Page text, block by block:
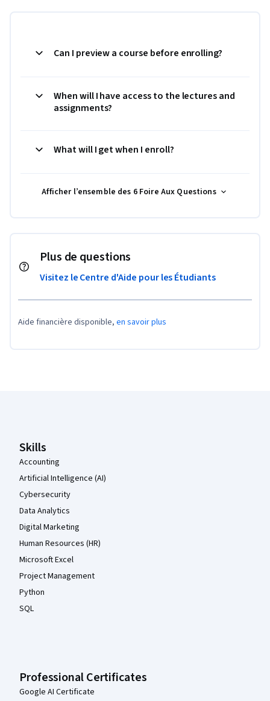
Can I preview a course before enrolling?
When will I have access to the lectures and
assignments?
What will I get when I enroll?
Afficher l’ensemble des 6 Foire Aux Questions
Plus de questions
Visitez le Centre d'Aide pour les Étudiants
Aide financière disponible, en savoir plus
Skills
Accounting
Artificial Intelligence (AI)
Cybersecurity
Data Analytics
Digital Marketing
Human Resources (HR)
Microsoft Excel
Project Management
Python
SQL
Professional Certificates
Google AI Certificate